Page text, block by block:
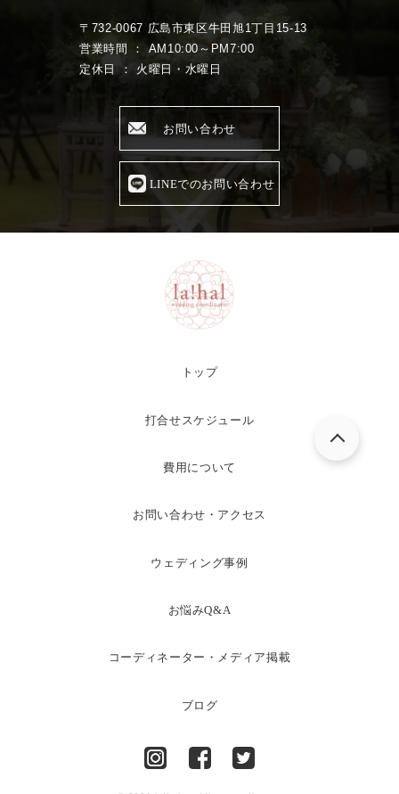
〒732-0067 広島市東区牛田旭1丁目15-13
営業時間 ： AM10:00～PM7:00
定休日 ： 火曜日・水曜日
お問い合わせ
LINEでのお問い合わせ
トップ
打合せスケジュール
費用について
お問い合わせ・アクセス
ウェディング事例
お悩みQ&A
コーディネーター・メディア掲載
ブログ